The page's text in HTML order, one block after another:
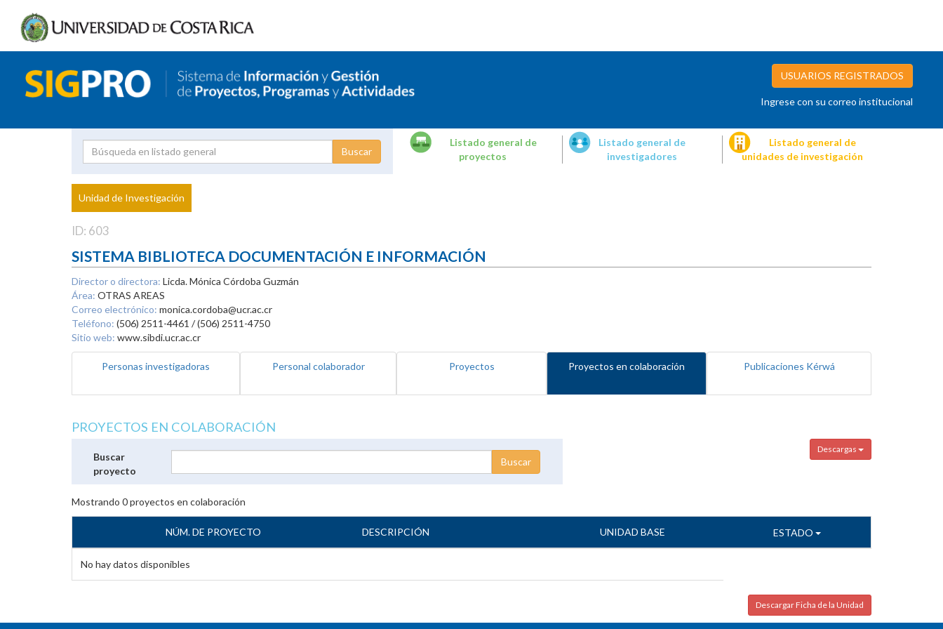
USUARIOS REGISTRADOS
Ingrese con su correo institucional
Proyecto
Investigador
Listado general de
proyectos
Listado general de
investigadores
Listado general de
unidades de investigación
Unidad de Investigación
ID: 603
SISTEMA BIBLIOTECA DOCUMENTACIÓN E INFORMACIÓN
Director o directora: Licda. Mónica Córdoba Guzmán
Área: OTRAS AREAS
Correo electrónico: monica.cordoba@ucr.ac.cr
Teléfono: (506) 2511-4461 / (506) 2511-4750
Sitio web: www.sibdi.ucr.ac.cr
Personas investigadoras Personal colaborador Proyectos Proyectos en colaboración Publicaciones Kérwá
PROYECTOS EN COLABORACIÓN
Descargas
Buscar
proyecto
Mostrando 0proyectos en colaboración
NÚM. DE PROYECTO DESCRIPCIÓN UNIDAD BASE ESTADO
No hay datos disponibles
Descargar Ficha de la Unidad